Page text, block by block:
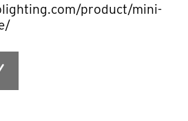
product/mini-